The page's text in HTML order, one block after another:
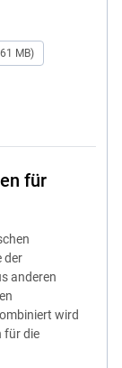
MB)
für
der
anderen
wird
für die